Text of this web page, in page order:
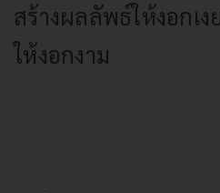
สร้างผลลัพธ์ให้งอกเ
ให้งอกงาม